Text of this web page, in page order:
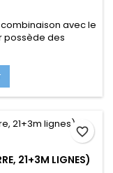
avec le
possède des
pour vous
Il est équipé
est actionné par
de
21+3M LIGNES)
favorite_border